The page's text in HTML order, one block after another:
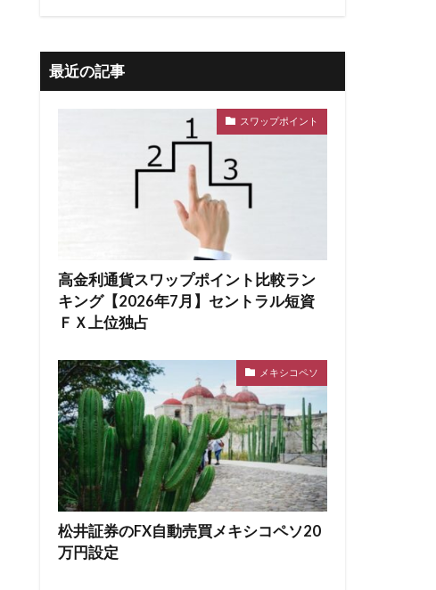
最近の記事
スワップポイント
高金利通貨スワップポイント比較ラン
キング【2026年7月】セントラル短資
ＦＸ上位独占
メキシコペソ
松井証券のFX自動売買メキシコペソ20
万円設定